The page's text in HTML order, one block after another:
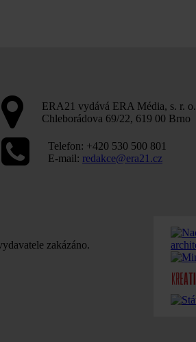
ERA21 vydává ERA Média, s. r. o.
Chleborádova 69/22, 619 00 Brno
Telefon: +420 530 500 801
E-mail: redakce@era21.cz
zakázáno.